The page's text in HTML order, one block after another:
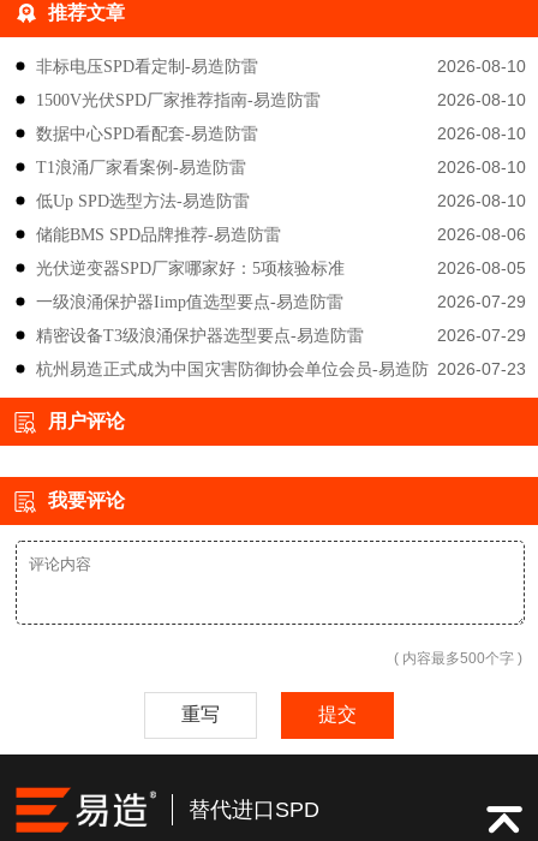
推荐文章
2026-08-10
非标电压SPD看定制-易造防雷
2026-08-10
1500V光伏SPD厂家推荐指南-易造防雷
2026-08-10
数据中心SPD看配套-易造防雷
2026-08-10
T1浪涌厂家看案例-易造防雷
2026-08-10
低Up SPD选型方法-易造防雷
2026-08-06
储能BMS SPD品牌推荐-易造防雷
2026-08-05
光伏逆变器SPD厂家哪家好：5项核验标准
2026-07-29
一级浪涌保护器Iimp值选型要点-易造防雷
2026-07-29
精密设备T3级浪涌保护器选型要点-易造防雷
2026-07-23
杭州易造正式成为中国灾害防御协会单位会员-易造防
用户评论
我要评论
( 内容最多500个字 )
重写 提交
替代进口SPD